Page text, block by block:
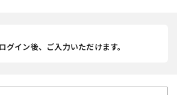
グイン後、ご入力いただけます。